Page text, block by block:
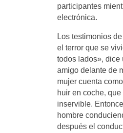
participantes
electrónica.
Los testimonios
el terror que se
todos lados», dice
amigo delante de
mujer cuenta
huir en coche,
inservible.
hombre
después el